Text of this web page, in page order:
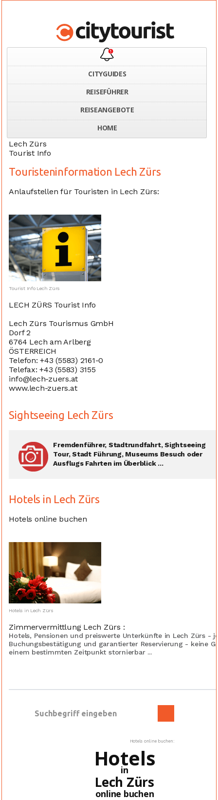
CITYGUIDES
REISEFÜHRER
REISEANGEBOTE
HOME
Österreich Touristeninformation Lech Zürs
Lech Zürs
Tourist Info
Touristeninformation Lech Zürs
Anlaufstellen für Touristen in Lech Zürs:
Tourist Info Lech Zürs
LECH ZÜRS Tourist Info
Lech Zürs Tourismus GmbH
Dorf 2
6764 Lech am Arlberg
ÖSTERREICH
Telefon: +43 (5583) 2161-0
Telefax: +43 (5583) 3155
info@lech-zuers.at
www.lech-zuers.at
Sightseeing Lech Zürs
Fremdenführer, Stadtrundfahrt, Sightseeing
Tour, Stadt Führung, Museums Besuch oder
Ausflugs Fahrten im Überblick ...
Hotels in Lech Zürs
Hotels online buchen
Hotels in Lech Zürs
Zimmervermittlung Lech Zürs :
Hotels, Pensionen und preiswerte Unterkünfte in Lech Zürs
Buchungsbestätigung und garantierter Reservierung - keine
einem bestimmten Zeitpunkt stornierbar ...
Hotels online buchen:
Hotels
in
Lech Zürs
online buchen